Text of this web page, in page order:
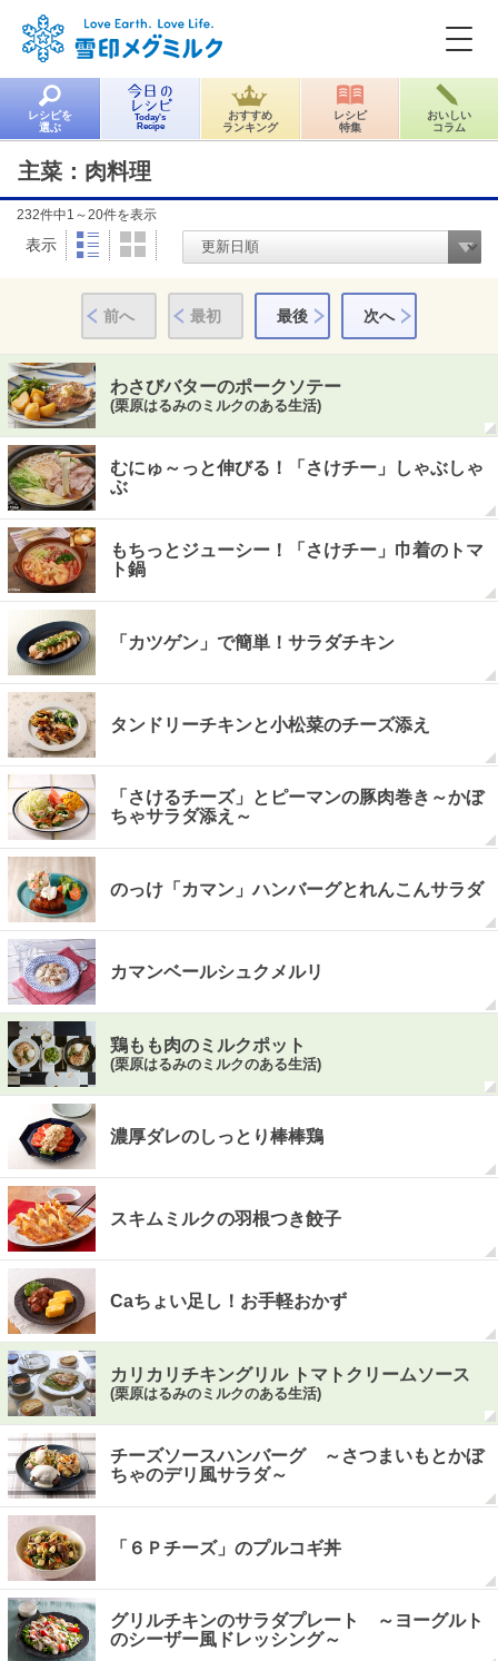
レシピを
選ぶ
Today's
Recipe
おすすめ
ランキング
レシピ
特集
おいしい
コラム
主菜：肉料理
232件中1～20件を表示
表示
前へ 最初 最後 次へ
わさびバターのポークソテー
(栗原はるみのミルクのある生活)
むにゅ～っと伸びる！「さけチー」しゃぶしゃ
ぶ
もちっとジューシー！「さけチー」巾着のトマ
ト鍋
「カツゲン」で簡単！サラダチキン
タンドリーチキンと小松菜のチーズ添え
「さけるチーズ」とピーマンの豚肉巻き～かぼ
ちゃサラダ添え～
のっけ「カマン」ハンバーグとれんこんサラダ
カマンベールシュクメルリ
鶏もも肉のミルクポット
(栗原はるみのミルクのある生活)
濃厚ダレのしっとり棒棒鶏
スキムミルクの羽根つき餃子
Caちょい足し！お手軽おかず
カリカリチキングリル トマトクリームソース
(栗原はるみのミルクのある生活)
チーズソースハンバーグ ～さつまいもとかぼ
ちゃのデリ風サラダ～
「６Ｐチーズ」のプルコギ丼
グリルチキンのサラダプレート ～ヨーグルト
のシーザー風ドレッシング～